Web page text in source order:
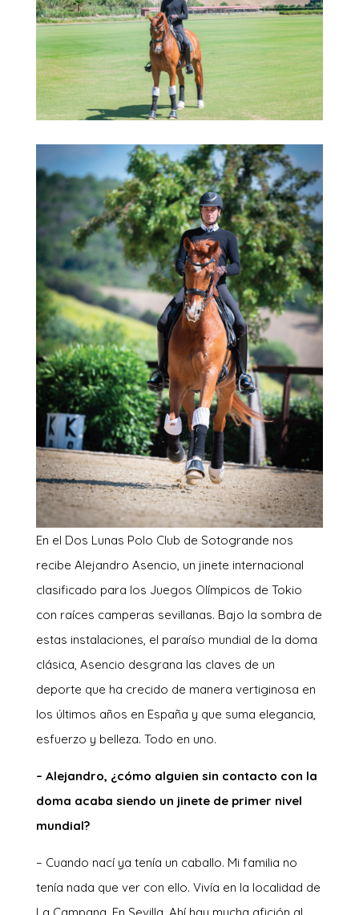
En el Dos Lunas Polo Club de Sotogrande nos
recibe Alejandro Asencio, un jinete internacional
clasificado para los Juegos Olímpicos de Tokio
con raíces camperas sevillanas. Bajo la sombra de
estas instalaciones, el paraíso mundial de la doma
clásica, Asencio desgrana las claves de un
deporte que ha crecido de manera vertiginosa en
los últimos años en España y que suma elegancia,
esfuerzo y belleza. Todo en uno.
– Alejandro, ¿cómo alguien sin contacto con la
doma acaba siendo un jinete de primer nivel
mundial?
– Cuando nací ya tenía un caballo. Mi familia no
tenía nada que ver con ello. Vivía en la localidad de
La Campana, En Sevilla. Ahí hay mucha afición al